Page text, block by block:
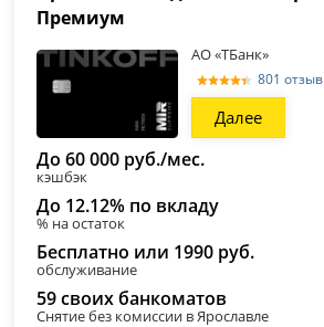
Премиум
АО «ТБанк»
801 отзыв
Далее
До 60 000 руб./мес.
кэшбэк
До 12.12% по вкладу
% на остаток
Бесплатно или 1990 руб.
обслуживание
59 своих банкоматов
Снятие без комиссии в Ярославле